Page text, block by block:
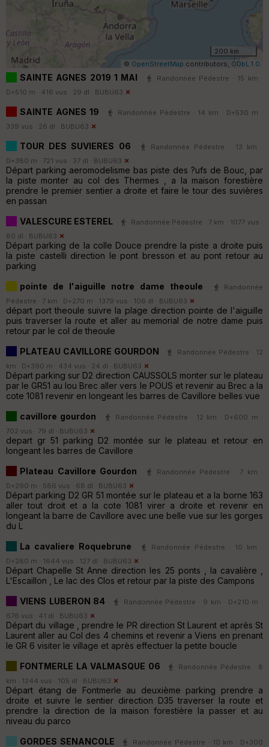
200 km
© OpenStreetMap contributors, ODbL 1.0
SAINTE AGNES 2019 1 MAI
Randonnée Pédestre · 15 km ·
D+510 m · 416 vus · 29 dl · BUBU63
SAINTE AGNES 19
Randonnée Pédestre · 14 km · D+530 m ·
339 vus · 26 dl · BUBU63
TOUR DES SUVIERES 06
Randonnée Pédestre · 13 km ·
D+380 m · 721 vus · 37 dl · BUBU63
Départ parking aeromodelisme bas piste des ?ufs de Bouc, par
la piste monter au col des Thermes , a la maison forestière
prendre le premier sentier a droite et faire le tour des suvières
en passan
VALESCURE ESTEREL
Randonnée Pédestre · 7 km · 1077 vus ·
80 dl · BUBU63
Départ parking de la colle Douce prendre la piste a droite puis
la piste castelli direction le pont bresson et au pont retour au
parking
pointe de l'aiguille notre dame theoule
Randonnée
Pédestre · 7 km · D+270 m · 1379 vus · 106 dl · BUBU63
départ port theoule suivre la plage direction pointe de l'aiguille
puis traverser la route et aller au memorial de notre dame puis
retour par le col de theoule
PLATEAU CAVILLORE GOURDON
Randonnée Pédestre · 12
km · D+390 m · 434 vus · 24 dl · BUBU63
Départ parking sur D2 direction CAUSSOLS monter sur le plateau
par le GR51 au lou Brec aller vers le POUS et revenir au Brec a la
cote 1081 revenir en longeant les barres de Cavillore belles vue
cavillore gourdon
Randonnée Pédestre · 12 km · D+600 m ·
702 vus · 79 dl · BUBU63
depart gr 51 parking D2 montée sur le plateau et retour en
longeant les barres de Cavillore
Plateau Cavillore Gourdon
Randonnée Pédestre · 7 km ·
D+290 m · 586 vus · 68 dl · BUBU63
Départ parking D2 GR 51 montée sur le plateau et a la borne 163
aller tout droit et a la cote 1081 virer a droite et revenir en
longeant la barre de Cavillore avec une belle vue sur les gorges
du L
La cavaliere Roquebrune
Randonnée Pédestre · 10 km ·
D+280 m · 1644 vus · 127 dl · BUBU63
Départ Chapelle St Anne direction les 25 ponts , la cavalière ,
L'Escaillon , Le lac des Clos et retour par la piste des Campons
VIENS LUBERON 84
Randonnée Pédestre · 9 km · D+210 m ·
676 vus · 41 dl · BUBU63
Départ du village , prendre le PR direction St Laurent et après St
Laurent aller au Col des 4 chemins et revenir a Viens en prenant
le GR 6 visiter le village et après effectuer la petite boucle
FONTMERLE LA VALMASQUE 06
Randonnée Pédestre · 8
km · 1244 vus · 105 dl · BUBU63
Départ étang de Fontmerle au deuxième parking prendre a
droite et suivre le sentier direction D35 traverser la route et
prendre la direction de la maison forestière la passer et au
niveau du parco
GORDES SENANCOLE
Randonnée Pédestre · 10 km · D+300